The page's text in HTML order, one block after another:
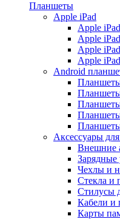
Планшеты
Apple iPad
Apple
Apple
Apple iPad
Apple
Android
Аксессуары
Внешние
Зарядные
Чехлы и
Стекла и
Стилусы
Кабели и
Карты